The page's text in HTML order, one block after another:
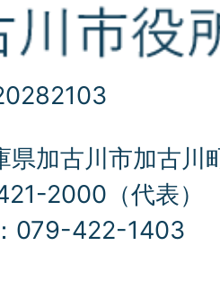
加古川市加古川
2000（代表）
079-422-1403